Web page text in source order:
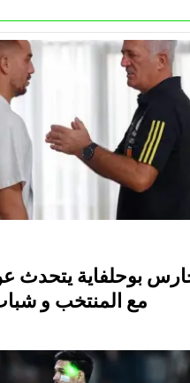
بوحلفاية يتحدث
مع المنتخب و